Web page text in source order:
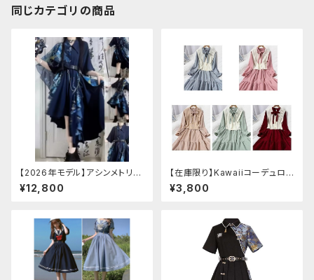
同じカテゴリの商品
【2026年モデル】アシンメトリー
チャイナ改良ドレス
¥12,800
【在庫限り】Kawaiiコーデュロイ
ニットワンピースセットアップ
¥3,800